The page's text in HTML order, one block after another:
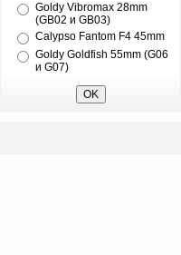
Goldy Vibromax 28mm
(GB02 и GB03)
Calypso Fantom F4 45mm
Goldy Goldfish 55mm (G06
и G07)